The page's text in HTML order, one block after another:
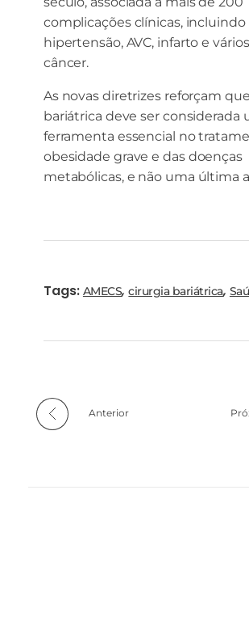
complicações clínicas, incluindo
hipertensão, AVC, infarto e
câncer.
As novas diretrizes reforçam
bariátrica deve ser considerada
ferramenta essencial no
obesidade grave e das doenças
metabólicas, e não uma última
Tags: AMECS,cirurgia bariátrica,
Anterior